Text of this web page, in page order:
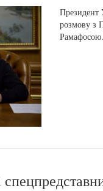
Президент
розмову з
Рамафосою.